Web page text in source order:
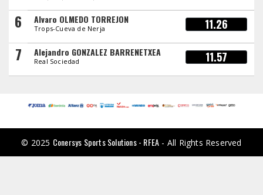
6 Alvaro OLMEDO TORREJON
Trops-Cueva de Nerja 11.26
7 Alejandro GONZALEZ BARRENETXEA
Real Sociedad 11.57
© 2025 Conersys Sports Solutions - RFEA - All Rights Reserved